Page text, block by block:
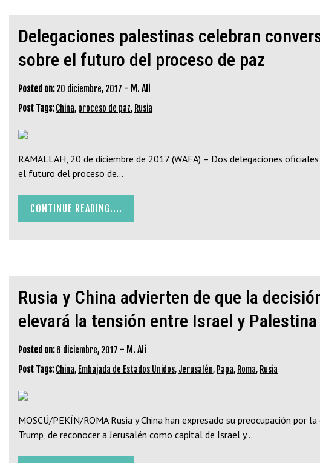
Delegaciones palestinas celebran
sobre el futuro del proceso de paz
Posted on: 20 diciembre, 2017 - M. Ali
Post Tags:China, proceso de paz, Rusia
RAMALLAH, 20 de diciembre de 2017 (WAFA) – Dos delegaciones
el futuro del proceso de…
CONTINUE READING....
Rusia y China advierten de que la
elevará la tensión entre Israel y Palestina
Posted on: 6 diciembre, 2017 - M. Ali
Post Tags:China, Embajada de Estados Unidos, Jerusalén, Papa, Roma, Rusia
MOSCÚ/PEKÍN/ROMA Rusia y China han expresado su preocupación por
Trump, de reconocer a Jerusalén como capital de Israel y…